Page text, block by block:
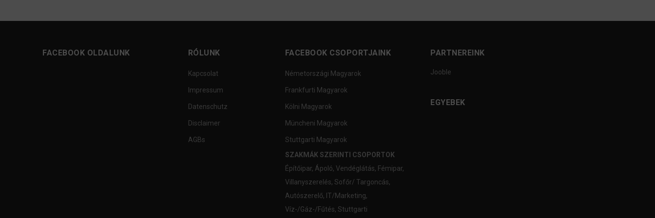
FACEBOOK OLDALUNK RÓLUNK
Kapcsolat
Impressum
Datenschutz
Disclaimer
AGBs
FACEBOOK CSOPORTJAINK
Németországi Magyarok
Frankfurti Magyarok
Kölni Magyarok
Müncheni Magyarok
Stuttgarti Magyarok
SZAKMÁK SZERINTI CSOPORTOK
Építőipar, Ápoló, Vendéglátás, Fémipar,
Villanyszerelés, Sofőr/ Targoncás,
Autószerelő, IT/Marketing,
Víz-/Gáz-/Fűtés, Stuttgarti
PARTNEREINK
Jooble
EGYEBEK